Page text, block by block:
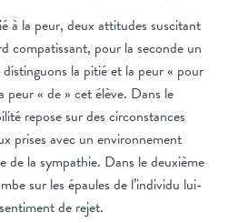
à la peur, deux attitudes suscitant
compatissant, pour la seconde un
la pitié et la peur « pour
peur « de » cet élève. Dans le
repose sur des circonstances
prises avec un environnement
de la sympathie. Dans le deuxième
sur les épaules de l’individu lui-
de rejet.